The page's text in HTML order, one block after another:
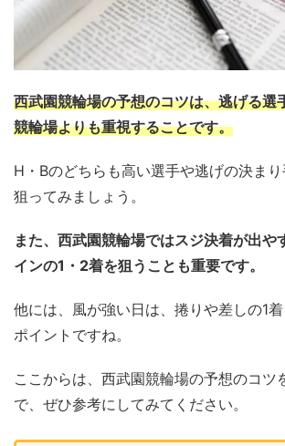
西武園競輪場の予想のコツは、逃げる選
競輪場よりも重視することです。
H・Bのどちらも高い選手や逃げの決ま
狙ってみましょう。
また、西武園競輪場ではスジ決着が出や
インの1・2着を狙うことも重要です。
他には、風が強い日は、捲りや差しの1
ポイントですね。
ここからは、西武園競輪場の予想のコツ
で、ぜひ参考にしてみてください。